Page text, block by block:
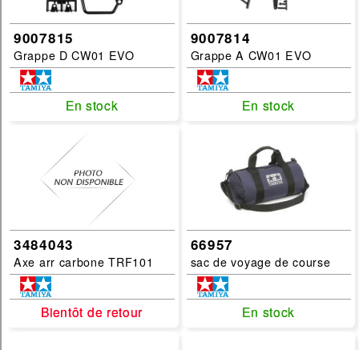
quadrocoptere
9007815
Grappe D CW01 EVO
En stock
En stock
9007814
Grappe A CW01 EVO
En stock
En stock
3484043
Axe arr carbone TRF101
Bientôt de retour
Bientôt de retour
66957
sac de voyage de course
En stock
En stock